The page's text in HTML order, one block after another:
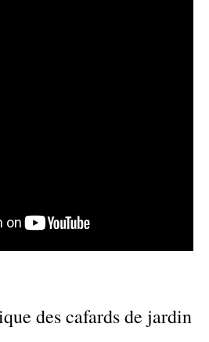
des cafards de jardin